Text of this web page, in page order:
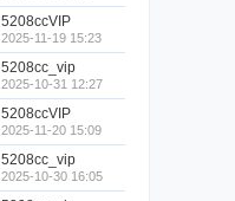
5208ccVIP
2025-11-19 15:23
5208cc_vip
2025-10-31 12:27
5208ccVIP
2025-11-20 15:09
5208cc_vip
2025-10-30 16:05